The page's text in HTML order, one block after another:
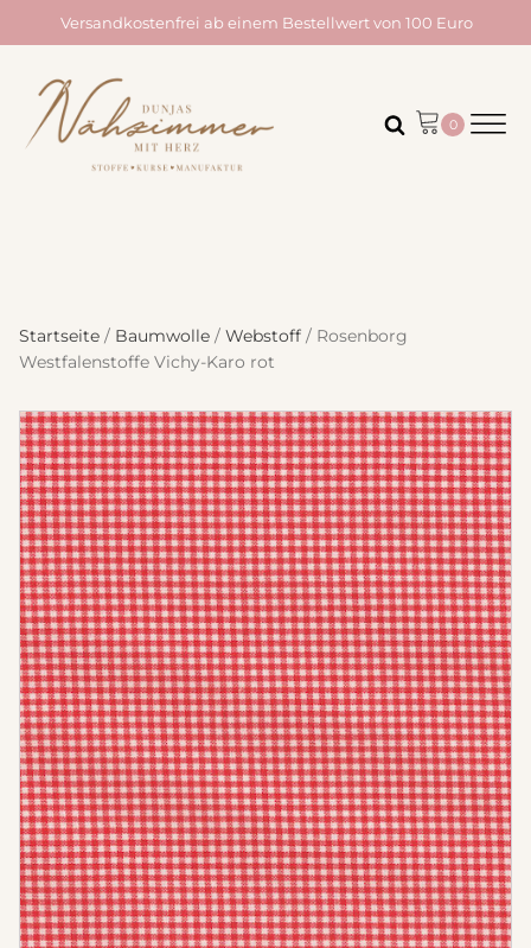
Versandkostenfrei ab einem Bestellwert von 100 Euro
Startseite / Baumwolle / Webstoff / Rosenborg
Westfalenstoffe Vichy-Karo rot